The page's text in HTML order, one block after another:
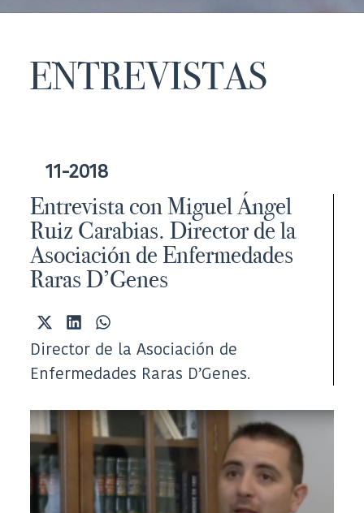
ENTREVISTAS
11-2018
Entrevista con Miguel Ángel
Ruiz Carabias. Director de la
Asociación de Enfermedades
Raras D’Genes
Compartir
en
X
(Twitter)
Compartir
en
LinkedIn
Compartir
en
WhatsApp
Director de la Asociación de
Enfermedades Raras D’Genes.